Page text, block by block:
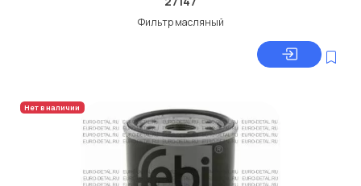
Фильтр масляный
Нет в наличии